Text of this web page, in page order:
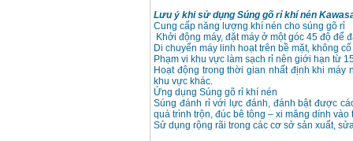
Lưu ý khi sử dụng Súng gõ rỉ khí nén
Cung cấp năng lượng khí nén cho súng gõ rỉ
Khởi động máy, đặt máy ở một góc 45 độ để
Di chuyển máy linh hoạt trên bề mặt, không
Phạm vi khu vực làm sạch rỉ nên giới hạn từ
Hoạt động trong thời gian nhất định khi
khu vực khác.
Ứng dụng Súng gõ rỉ khí nén
Súng đánh rỉ với lực đánh, đánh bật được
quá trình trộn, đúc bê tông – xi măng dính
Sử dụng rộng rãi trong các cơ sở sản xuất,